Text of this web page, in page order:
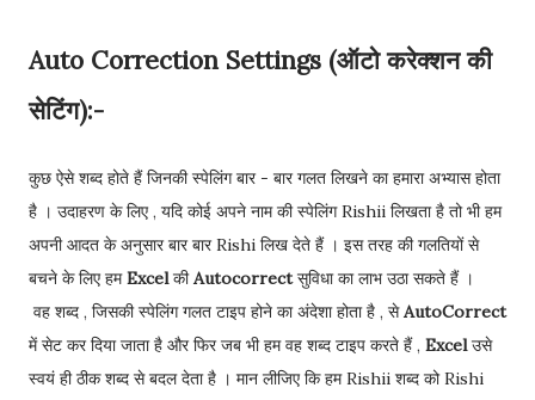
Auto Correction Settings (ऑटो करेक्शन की
सेटिंग):-
कुछ ऐसे शब्द होते हैं जिनकी स्पेलिंग बार - बार गलत लिखने का हमारा अभ्यास होता
है । उदाहरण के लिए , यदि कोई अपने नाम की स्पेलिंग Rishii लिखता है तो भी हम
अपनी आदत के अनुसार बार बार Rishi लिख देते हैं । इस तरह की गलतियों से
बचने के लिए हमExcelकीAutocorrectसुविधा का लाभ उठा सकते हैं ।
वह शब्द , जिसकी स्पेलिंग गलत टाइप होने का अंदेशा होता है , सेAutoCorrect
में सेट कर दिया जाता है और फिर जब भी हम वह शब्द टाइप करते हैं , Excelउसे
स्वयं ही ठीक शब्द से बदल देता है । मान लीजिए कि हम Rishii शब्द को Rishi